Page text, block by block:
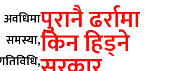
पुरानै ढर्रामा
किन हिड्ने